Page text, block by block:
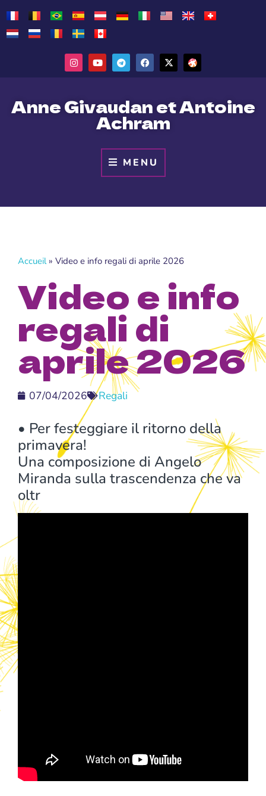
Anne Givaudan et Antoine
Achram
MENU
Accueil» Video e info regali di aprile 2026
Video e info
regali di
aprile 2026
07/04/2026 Regali
• Per festeggiare il ritorno della
primavera!
Una composizione di Angelo
Miranda sulla trascendenza che va
oltr